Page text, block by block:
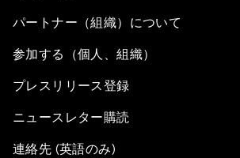
パートナー（組織）について
参加する（個人、組織）
プレスリリース登録
ニュースレター購読
連絡先 (英語のみ)